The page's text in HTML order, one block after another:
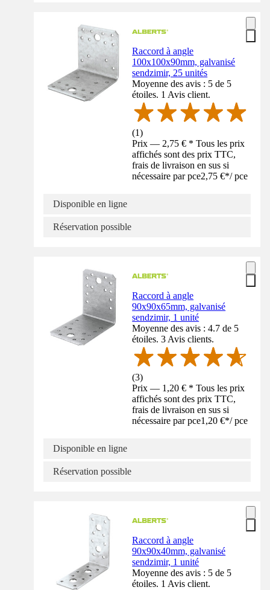
Raccord à angle
100x100x90mm, galvanisé
sendzimir, 25 unités
Moyenne des avis : 5 de 5
étoiles. 1 Avis client.
(1)
Prix — 2,75 € * Tous les prix
affichés sont des prix TTC,
frais de livraison en sus si
nécessaire par pce2,75 €*/ pce
Disponible en ligne
Réservation possible
Raccord à angle
90x90x65mm, galvanisé
sendzimir, 1 unité
Moyenne des avis : 4.7 de 5
étoiles. 3 Avis clients.
(3)
Prix — 1,20 € * Tous les prix
affichés sont des prix TTC,
frais de livraison en sus si
nécessaire par pce1,20 €*/ pce
Disponible en ligne
Réservation possible
Raccord à angle
90x90x40mm, galvanisé
sendzimir, 1 unité
Moyenne des avis : 5 de 5
étoiles. 1 Avis client.